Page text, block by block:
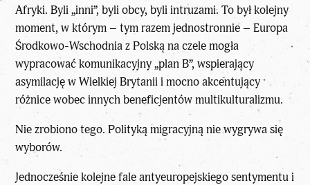
Afryki. Byli „inni”, byli obcy, byli intruzami. To był kolejny
moment, w którym – tym razem jednostronnie – Europa
Środkowo-Wschodnia z Polską na czele mogła
wypracować komunikacyjny „plan B”, wspierający
asymilację w Wielkiej Brytanii i mocno akcentujący
różnice wobec innych beneficjentów multikulturalizmu.
Nie zrobiono tego. Polityką migracyjną nie wygrywa się
wyborów.
Jednocześnie kolejne fale antyeuropejskiego sentymentu i